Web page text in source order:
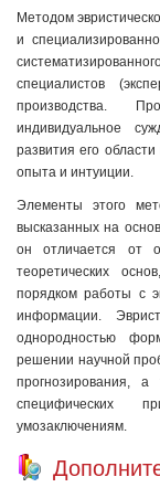
Методом
и
специалистов
производства.
индивидуальное
развития его
опыта и интуиции.
Элементы этого
высказанных на
он отличается от
теоретических
порядком работы с
информации.
однородностью
решении научной
прогнозирования,
специфических
умозаключениям.